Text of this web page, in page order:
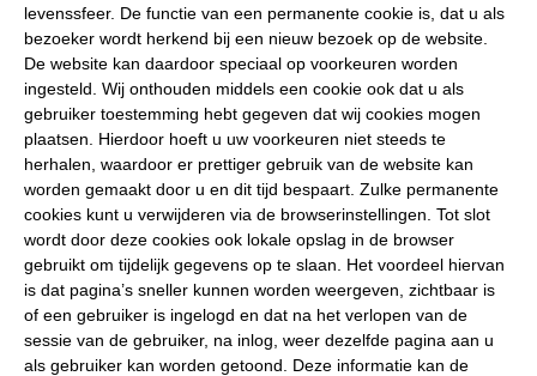
levenssfeer. De functie van een permanente cookie is, dat u als
bezoeker wordt herkend bij een nieuw bezoek op de website.
De website kan daardoor speciaal op voorkeuren worden
ingesteld. Wij onthouden middels een cookie ook dat u als
gebruiker toestemming hebt gegeven dat wij cookies mogen
plaatsen. Hierdoor hoeft u uw voorkeuren niet steeds te
herhalen, waardoor er prettiger gebruik van de website kan
worden gemaakt door u en dit tijd bespaart. Zulke permanente
cookies kunt u verwijderen via de browserinstellingen. Tot slot
wordt door deze cookies ook lokale opslag in de browser
gebruikt om tijdelijk gegevens op te slaan. Het voordeel hiervan
is dat pagina’s sneller kunnen worden weergeven, zichtbaar is
of een gebruiker is ingelogd en dat na het verlopen van de
sessie van de gebruiker, na inlog, weer dezelfde pagina aan u
als gebruiker kan worden getoond. Deze informatie kan de